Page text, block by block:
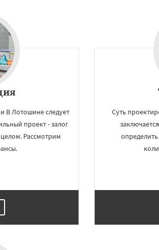
В Лотошине следует
проект - залог
Рассмотрим
Суть